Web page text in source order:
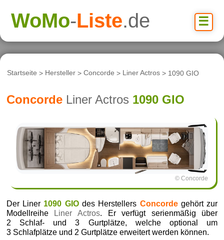
☰
WoMo-Liste.de
Startseite > Hersteller >Concorde > Liner Actros > 1090 GIO
Concorde Liner Actros 1090 GIO
© Concorde
Der Liner 1090 GIOdes Herstellers Concordegehört zur
Modellreihe
Liner Actros. Er verfügt serienmäßig über
2 Schlaf- und 3 Gurtplätze, welche optional um
3 Schlafplätze und 2 Gurtplätze erweitert werden können.